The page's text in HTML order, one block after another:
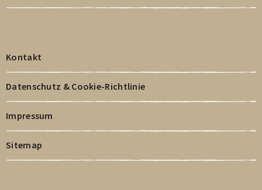
Kontakt
Datenschutz & Cookie-Richtlinie
Impressum
Sitemap